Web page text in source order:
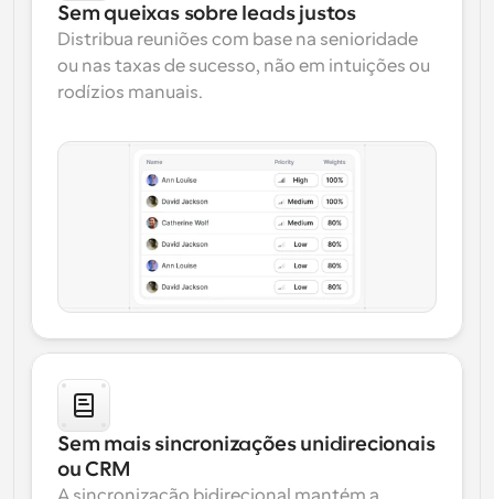
Sem queixas sobre leads justos
Distribua reuniões com base na senioridade
ou nas taxas de sucesso, não em intuições ou
rodízios manuais.
Sem mais sincronizações unidirecionais
ou CRM